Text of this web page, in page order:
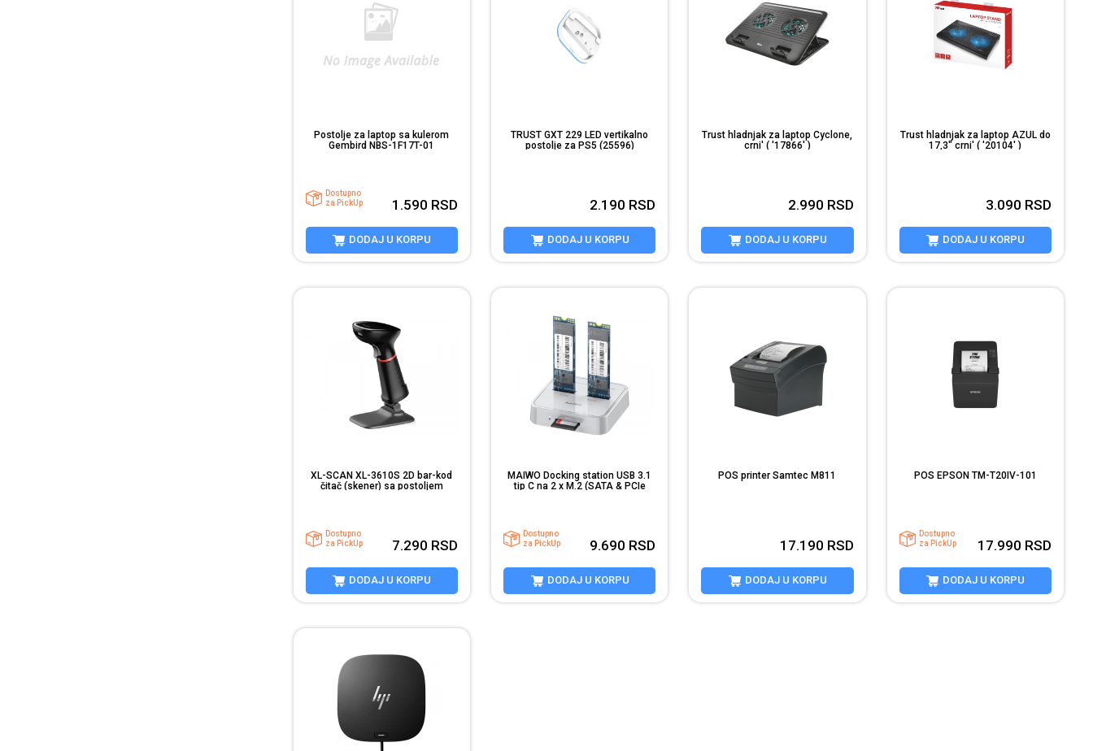
Postolje za laptop sa kulerom
Gembird NBS-1F17T-01
Dostupno
za PickUp
1.590 RSD
DODAJ U KORPU
TRUST GXT 229 LED vertikalno
postolje za PS5 (25596)
2.190 RSD
DODAJ U KORPU
Trust hladnjak za laptop Cyclone,
crni' ( '17866' )
2.990 RSD
DODAJ U KORPU
Trust hladnjak za laptop AZUL do
17,3" crni' ( '20104' )
3.090 RSD
DODAJ U KORPU
XL-SCAN XL-3610S 2D bar-kod
čitač (skener) sa postoljem
Dostupno
za PickUp
7.290 RSD
DODAJ U KORPU
MAIWO Docking station USB 3.1
tip C na 2 x M.2 (SATA & PCIe
Dostupno
za PickUp
9.690 RSD
DODAJ U KORPU
POS printer Samtec M811
17.190 RSD
DODAJ U KORPU
POS EPSON TM-T20IV-101
Dostupno
za PickUp
17.990 RSD
DODAJ U KORPU